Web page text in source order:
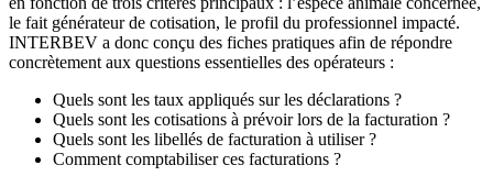
le fait générateur de cotisation, le profil du professionnel impacté.
INTERBEV a donc conçu des fiches pratiques afin de répondre
concrètement aux questions essentielles des opérateurs :
Quels sont les taux appliqués sur les déclarations ?
Quels sont les cotisations à prévoir lors de la facturation ?
Quels sont les libellés de facturation à utiliser ?
Comment comptabiliser ces facturations ?